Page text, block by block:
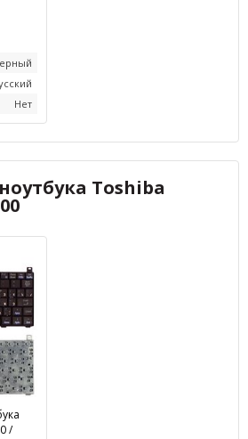
Нет
Toshiba
/